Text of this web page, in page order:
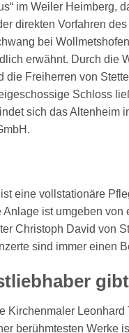
im Weiler Heimberg,
direkten Vorfahren
bei
erwähnt. Durch die
die Freiherren von
Schloss
sich das Altenheim
eine vollstationäre
Anlage ist umgeben
Christoph David von
sind immer einen
Kirchenmaler
berühmtesten Werke